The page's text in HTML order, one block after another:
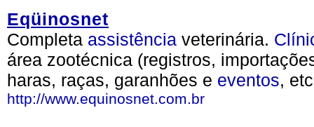
Eqüinosnet
Completa assistência veterinária.
área zootécnica (registros,
haras, raças, garanhões e eventos,
http://www.equinosnet.com.br